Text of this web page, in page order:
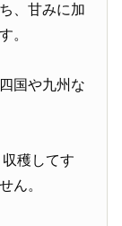
、甘みに加
。
国や九州な
穫してす
ん。